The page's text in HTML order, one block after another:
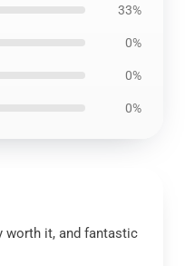
33%
0%
0%
0%
worth it, and fantastic